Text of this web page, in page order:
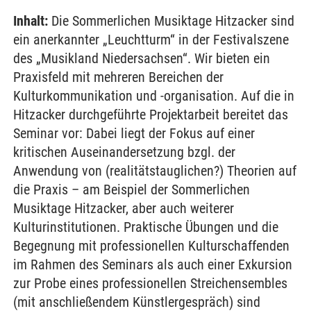
Inhalt: Die Sommerlichen Musiktage Hitzacker sind
ein anerkannter „Leuchtturm“ in der Festivalszene
des „Musikland Niedersachsen“. Wir bieten ein
Praxisfeld mit mehreren Bereichen der
Kulturkommunikation und -organisation. Auf die in
Hitzacker durchgeführte Projektarbeit bereitet das
Seminar vor: Dabei liegt der Fokus auf einer
kritischen Auseinandersetzung bzgl. der
Anwendung von (realitätstauglichen?) Theorien auf
die Praxis – am Beispiel der Sommerlichen
Musiktage Hitzacker, aber auch weiterer
Kulturinstitutionen. Praktische Übungen und die
Begegnung mit professionellen Kulturschaffenden
im Rahmen des Seminars als auch einer Exkursion
zur Probe eines professionellen Streichensembles
(mit anschließendem Künstlergespräch) sind